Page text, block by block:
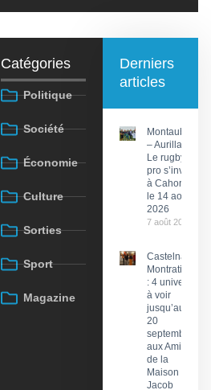
Catégories
Politique
Société
Économie
Culture
Sorties
Sport
Magazine
Derniers
articles
Montauban
– Aurillac :
Le rugby
pro s’invite
à Cahors
le 14 août
2026
7 août 2026
Castelnau-
Montratier
: 4 univers
à voir
jusqu’au
20
septembre
aux Amis
de la
Maison
Jacob